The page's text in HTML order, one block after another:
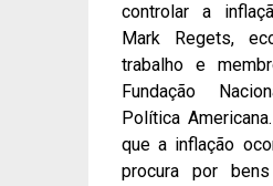
controlar a
Mark Regets,
trabalho e
Fundação
Política
que a inflação
procura por